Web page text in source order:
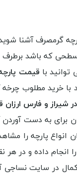
گرمصرف
که باشد برطرف
با قیمت
خرید مطلوب چرخه
شیراز و فارس
برای به دست
پارچه را
انجام داده و
در سایت نساجی